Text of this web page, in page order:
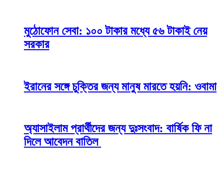
মুঠোফোন সেবা: ১০০ টাকার মধ্যে ৫৬ টাকাই নেয়
সরকার
ইরানের সঙ্গে চুক্তির জন্য মানুষ মারতে হয়নি: ওবামা
অ্যাসাইলাম প্রার্থীদের জন্য দুঃসংবাদ: বার্ষিক ফি না
দিলে আবেদন বাতিল